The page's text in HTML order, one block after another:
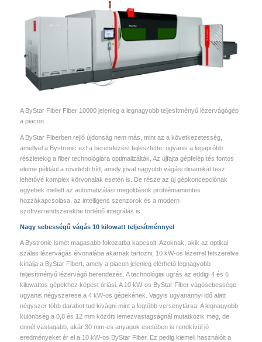
A ByStar Fiber Fiber 10000 jelenleg a legnagyobb teljesítményű lézervágógép
a piacon
A ByStar Fiberben rejlő újdonság nem más, mint az a következetesség,
amellyel a Bystronic ezt a berendezést fejlesztette, ugyanis a legapróbb
részletekig a fiber technológiára optimalizálták. Az újfajta gépfelépítés fontos
eleme például a rövidebb híd, amely jóval nagyobb vágási dinamikát tesz
lehetővé komplex körvonalak esetén is. De része az új gépkoncepciónak
egyebek mellett az automatizálási megoldások problémamentes
hozzákapcsolása, az intelligens szenzorok és a modern
szoftverrendszerekbe történő integrálás is.
Nagy sebességű vágás 10 kilowatt teljesítménnyel
A Bystronic ismét magasabb fokozatba kapcsolt. Azoknak, akik az optikai
szálas lézervágás élvonalába akarnak tartozni, 10 kW-os lézerrel felszerelve
kínálja a ByStar Fibert, amely a piacon jelenleg elérhető legnagyobb
teljesítményű lézervágó berendezés. A technológiai ugrás az eddigi 4 és 6
kilowattos gépekhez képest óriási. A 10 kW-os ByStar Fiber vágósebessége
ugyanis négyszerese a 4 kW-os gépekének. Vagyis ugyanannyi idő alatt
négyszer több darabot tud kivágni mint a legtöbb versenytársa. A legnagyobb
különbség a 0,8 és 12 mm közötti lemezvastagságnál mutatkozik meg, de
ennél vastagabb, akár 30 mm-es anyagok esetében is rendkívül jó
eredményeket ér el a 10 kW-os ByStar Fiber. Ez pedig kiemeli használóit a